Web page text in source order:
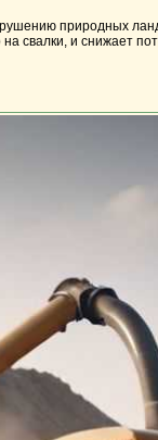
природных
свалки, и снижает